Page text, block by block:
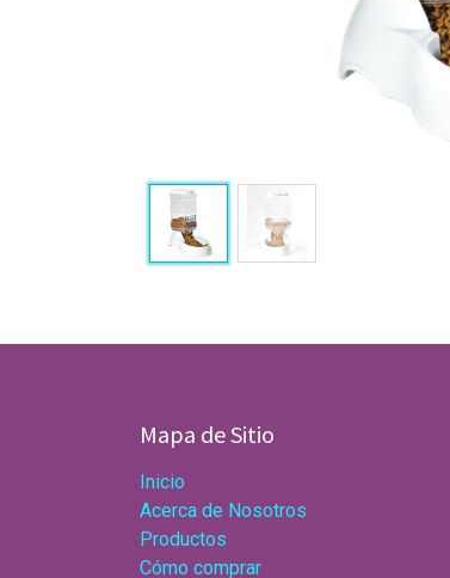
Mapa de Sitio
Inicio
Acerca de Nosotros
Productos
Cómo comprar